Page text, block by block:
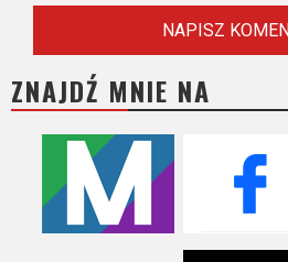
ZNAJDŹ MNIE NA